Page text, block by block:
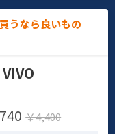
うなら良いもの
￥4,400